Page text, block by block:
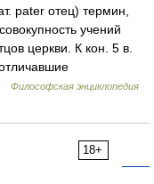
pater отец) термин,
учений
церкви. К кон. 5 в.
Философская энциклопедия
18+